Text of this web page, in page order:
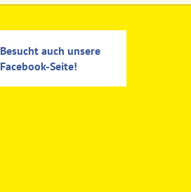
Besucht auch unsere
Facebook-Seite!